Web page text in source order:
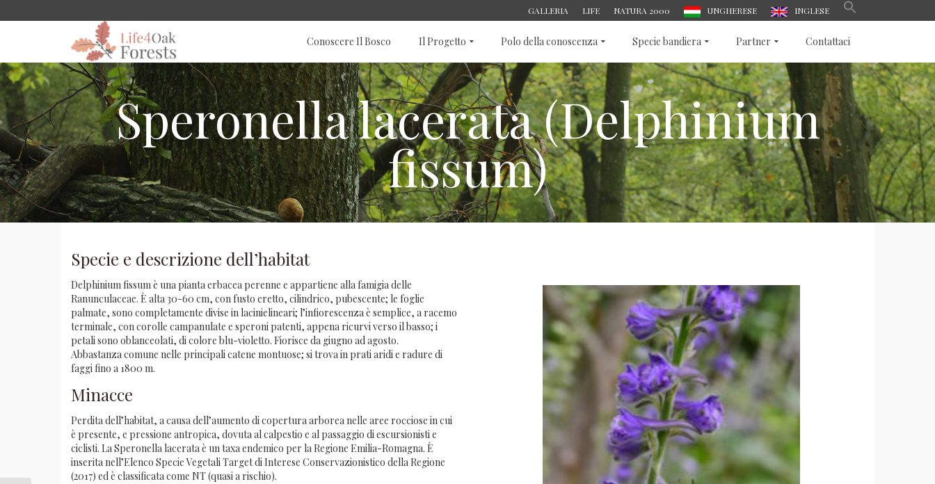
GALLERIA LIFE NATURA 2000 UNGHERESE INGLESE
Conoscere Il Bosco Il Progetto Polo della conoscenza Specie bandiera Partner Contattaci
Speronella lacerata (Delphinium
fissum)
Specie e descrizione dell’habitat
Delphinium fissum è una pianta erbacea perenne e appartiene alla famigia delle
Ranunculaceae. È alta 30-60 cm, con fusto eretto, cilindrico, pubescente; le foglie
palmate, sono completamente divise in lacinielineari; l’infiorescenza è semplice, a racemo
terminale, con corolle campanulate e speroni patenti, appena ricurvi verso il basso; i
petali sono oblanceolati, di colore blu-violetto. Fiorisce da giugno ad agosto.
Abbastanza comune nelle principali catene montuose; si trova in prati aridi e radure di
faggi fino a 1800 m.
Minacce
Perdita dell’habitat, a causa dell’aumento di copertura arborea nelle aree rocciose in cui
è presente, e pressione antropica, dovuta al calpestio e al passaggio di escursionisti e
ciclisti. La Speronella lacerata è un taxa endemico per la Regione Emilia-Romagna. È
inserita nell’Elenco Specie Vegetali Target di Interese Conservazionistico della Regione
(2017) ed è classificata come NT (quasi a rischio).